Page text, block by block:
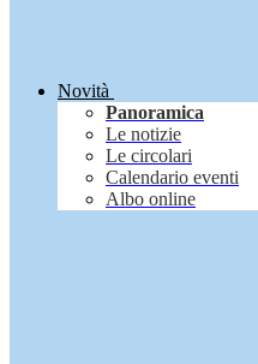
Novità
Panoramica
Le notizie
Le circolari
Calendario eventi
Albo online